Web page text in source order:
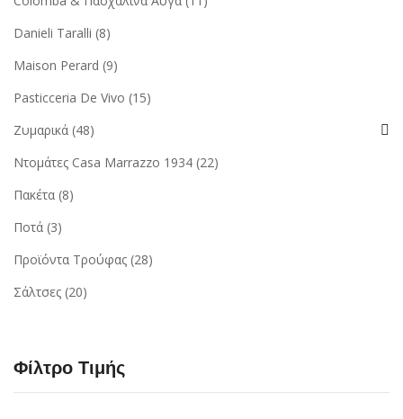
Danieli Taralli (8)
Maison Perard (9)
Pasticceria De Vivo (15)
Ζυμαρικά (48)
Ντομάτες Casa Marrazzo 1934 (22)
Πακέτα (8)
Ποτά (3)
Προϊόντα Τρούφας (28)
Σάλτσες (20)
Φίλτρο Τιμής